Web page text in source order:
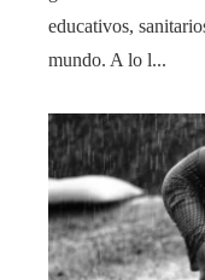
educativos,
mundo. A lo l...